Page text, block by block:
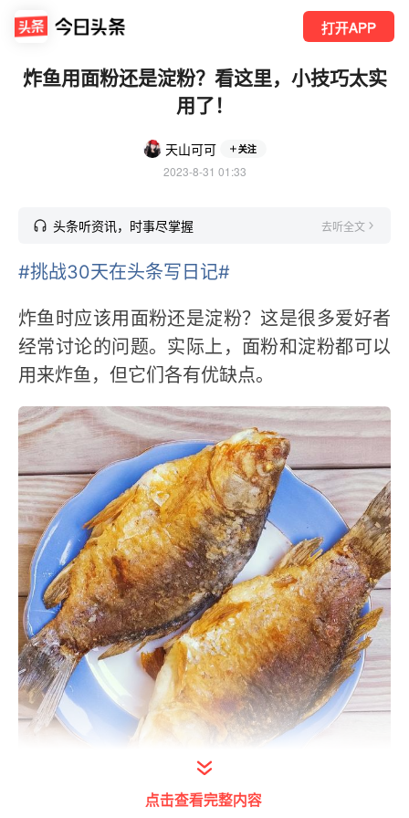
打开APP
炸鱼用面粉还是淀粉？看这里，小技巧太实
用了！
天山可可 关注
2023-8-31 01:33
头条听资讯，时事尽掌握 去听全文
#挑战30天在头条写日记#
炸鱼时应该用面粉还是淀粉？这是很多爱好者
经常讨论的问题。实际上，面粉和淀粉都可以
用来炸鱼，但它们各有优缺点。
打开今日头条查看图片详情
点击查看完整内容